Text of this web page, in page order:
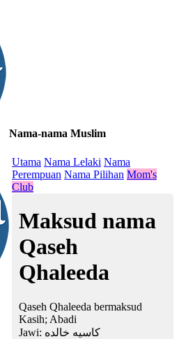
Nama-nama Muslim
Utama Nama Lelaki Nama
Perempuan Nama Pilihan Mom's
Club
Maksud nama
Qaseh
Qhaleeda
Qaseh Qhaleeda bermaksud
Kasih; Abadi
Jawi: كاسيه خالده